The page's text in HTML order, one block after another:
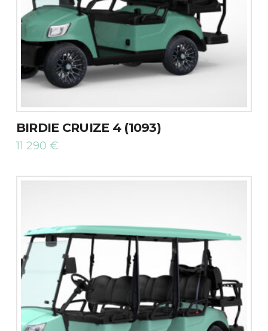
BIRDIE CRUIZE 4 (1093)
11 290 €